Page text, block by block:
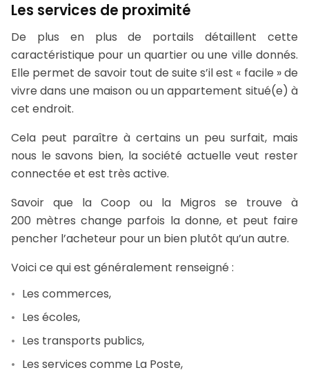
Les services de proximité
De plus en plus de portails détaillent cette
caractéristique pour un quartier ou une ville donnés.
Elle permet de savoir tout de suite s’il est « facile » de
vivre dans une maison ou un appartement situé(e) à
cet endroit.
Cela peut paraître à certains un peu surfait, mais
nous le savons bien, la société actuelle veut rester
connectée et est très active.
Savoir que la Coop ou la Migros se trouve à
200 mètres change parfois la donne, et peut faire
pencher l’acheteur pour un bien plutôt qu’un autre.
Voici ce qui est généralement renseigné :
Les commerces,
Les écoles,
Les transports publics,
Les services comme La Poste,